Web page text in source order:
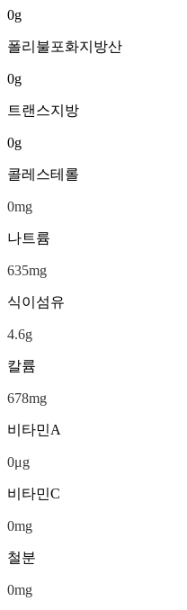
0g
폴리불포화지방산
0g
트랜스지방
0g
콜레스테롤
0mg
나트륨
635mg
식이섬유
4.6g
칼륨
678mg
비타민A
0μg
비타민C
0mg
철분
0mg